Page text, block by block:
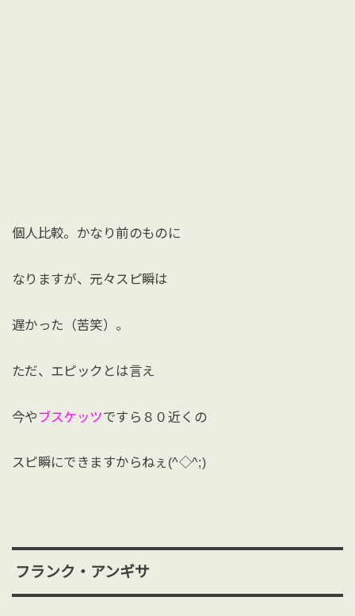
個人比較。かなり前のものに
なりますが、元々スピ瞬は
遅かった（苦笑）。
ただ、エピックとは言え
今や ブスケッツですら８０近くの
スピ瞬にできますからねぇ(^◇^;)
フランク・アンギサ